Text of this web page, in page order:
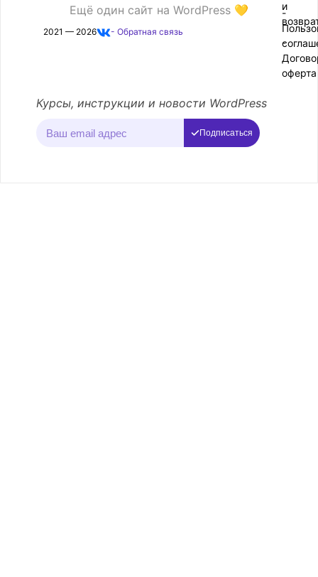
Ещё один сайт на WordPress 💛
2021 — 2026 - Обратная связь
-
и
-
оферта
Курсы, инструкции и новости WordPress
Подписаться